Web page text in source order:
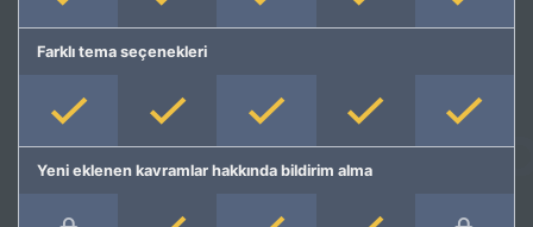
Farklı tema seçenekleri
Yeni eklenen kavramlar hakkında bildirim alma